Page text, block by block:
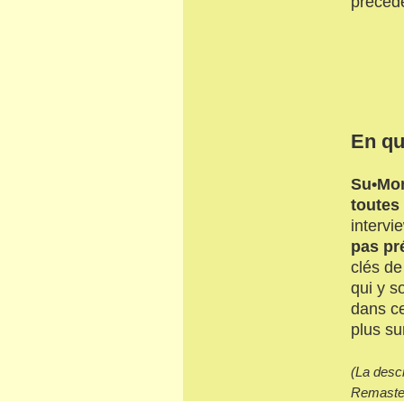
En
toutes
pas
clés
qui y
dans
plus
(La